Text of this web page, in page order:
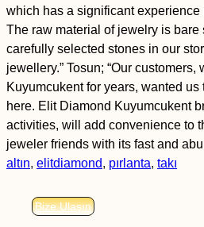
which has a significant experience
The raw material of jewelry is
carefully selected stones in our
jewellery.” Tosun; “Our customers,
Kuyumcukent for years, wanted
here. Elit Diamond Kuyumcukent
activities, will add convenience to
jeweler friends with its fast and
altın, elitdiamond, pırlanta, takı
Bize Ulaşın